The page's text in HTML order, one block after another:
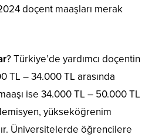
doçent maaşları merak
? Türkiye’de yardımcı doçentin
TL – 34.000 TL arasında
ise 34.000 TL – 50.000 TL
yükseköğrenim
Üniversitelerde öğrencilere